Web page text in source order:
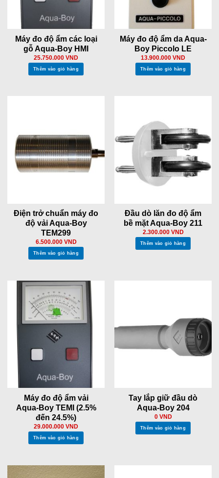
Máy đo độ ẩm các loại
gỗ Aqua-Boy HMI
25.750.000 VND
Thêm vào giỏ hàng
Máy đo độ ẩm da Aqua-
Boy Piccolo LE
13.900.000 VND
Thêm vào giỏ hàng
Điện trở chuẩn máy đo
độ vải Aqua-Boy
TEM299
6.500.000 VND
Thêm vào giỏ hàng
Đầu dò lăn đo độ ẩm
bề mặt Aqua-Boy 211
2.300.000 VND
Thêm vào giỏ hàng
Máy đo độ ẩm vải
Aqua-Boy TEMI (2.5%
đến 24.5%)
29.000.000 VND
Thêm vào giỏ hàng
Tay lắp giữ đầu dò
Aqua-Boy 204
0 VND
Thêm vào giỏ hàng